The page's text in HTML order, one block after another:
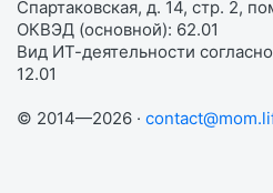
Спартаковская, д. 14, стр. 2,
ОКВЭД (основной): 62.01
Вид ИТ-деятельности
12.01
© 2014—2026 ·